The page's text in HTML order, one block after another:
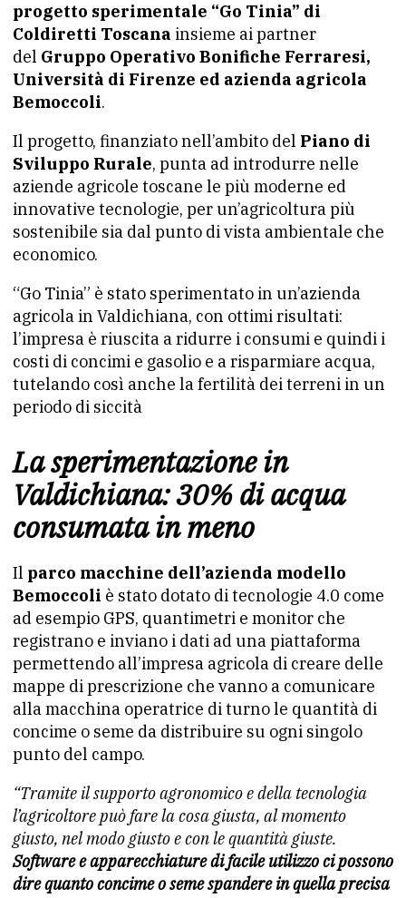
progetto sperimentale “Go Tinia” di
Coldiretti Toscana insieme ai partner
del Gruppo Operativo Bonifiche Ferraresi,
Università di Firenze ed azienda agricola
Bemoccoli.
Il progetto, finanziato nell’ambito del Piano di
Sviluppo Rurale, punta ad introdurre nelle
aziende agricole toscane le più moderne ed
innovative tecnologie, per un’agricoltura più
sostenibile sia dal punto di vista ambientale che
economico.
“Go Tinia” è stato sperimentato in un’azienda
agricola in Valdichiana, con ottimi risultati:
l’impresa è riuscita a ridurre i consumi e quindi i
costi di concimi e gasolio e a risparmiare acqua,
tutelando così anche la fertilità dei terreni in un
periodo di siccità
La sperimentazione in
Valdichiana: 30% di acqua
consumata in meno
Il parco macchine dell’azienda modello
Bemoccoli è stato dotato di tecnologie 4.0 come
ad esempio GPS, quantimetri e monitor che
registrano e inviano i dati ad una piattaforma
permettendo all’impresa agricola di creare delle
mappe di prescrizione che vanno a comunicare
alla macchina operatrice di turno le quantità di
concime o seme da distribuire su ogni singolo
punto del campo.
“Tramite il supporto agronomico e della tecnologia
l’agricoltore può fare la cosa giusta, al momento
giusto, nel modo giusto e con le quantità giuste.
Software e apparecchiature di facile utilizzo ci possono
dire quanto concime o seme spandere in quella precisa